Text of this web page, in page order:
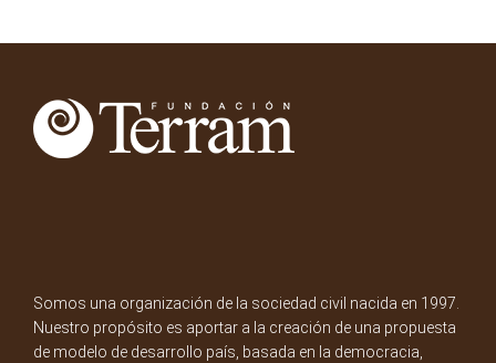
Somos una organización de la sociedad civil nacida en 1997.
Nuestro propósito es aportar a la creación de una propuesta
de modelo de desarrollo país, basada en la democracia,